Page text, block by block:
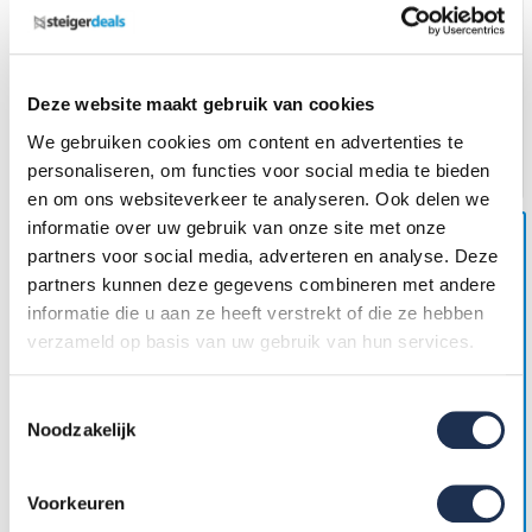
Deze website maakt gebruik van cookies
We gebruiken cookies om content en advertenties te
personaliseren, om functies voor social media te bieden
en om ons websiteverkeer te analyseren. Ook delen we
informatie over uw gebruik van onze site met onze
partners voor social media, adverteren en analyse. Deze
partners kunnen deze gegevens combineren met andere
informatie die u aan ze heeft verstrekt of die ze hebben
verzameld op basis van uw gebruik van hun services.
Noodzakelijk
Voorkeuren
RS TOWER 51 PLUS 4.2m
Hout 90x305
Op voorraad
In mijn winkelwagen
Rolsteiger RS TOWER 51
PLUS-S met Safe-Quick® 2
Guardrail – 90x245 4,2m
Op voorraad
In mijn winkelwagen
Guardrail en Fiberdeck –
Uw voordeel: -443,-